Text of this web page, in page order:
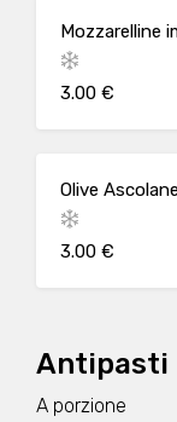
Mozzarelline
3.00 €
Olive
3.00 €
Antipasti
A porzione